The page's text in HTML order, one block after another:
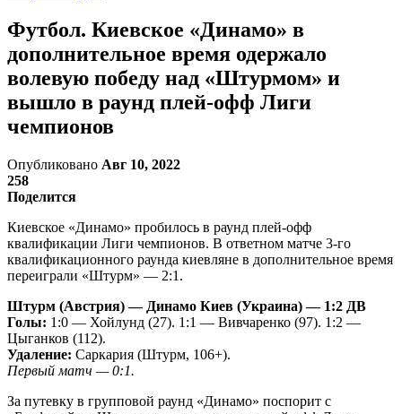
Футбол. Киевское «Динамо» в
дополнительное время одержало
волевую победу над «Штурмом» и
вышло в раунд плей-офф Лиги
чемпионов
Опубликовано Авг 10, 2022
258
Поделится
Киевское «Динамо» пробилось в раунд плей-офф
квалификации Лиги чемпионов. В ответном матче 3-го
квалификационного раунда киевляне в дополнительное время
переиграли «Штурм» — 2:1.
Штурм (Австрия) — Динамо Киев (Украина) — 1:2 ДВ
Голы: 1:0 — Хойлунд (27). 1:1 — Вивчаренко (97). 1:2 —
Цыганков (112).
Удаление: Саркария (Штурм, 106+).
Первый матч — 0:1.
За путевку в групповой раунд «Динамо» поспорит с